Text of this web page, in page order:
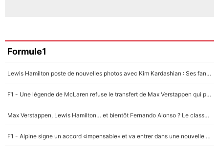
Formule1
Lewis Hamilton poste de nouvelles photos avec Kim Kardashian : Ses fans le voient déjà redevenir champion du monde de F1 grâce à elle !
F1 - Une légende de McLaren refuse le transfert de Max Verstappen qui pourrait «faire des vagues» et plomber l'ambiance dans l'équipe
Max Verstappen, Lewis Hamilton… et bientôt Fernando Alonso ? Le classement des pilotes les mieux payés en Formule 1 risque de changer !
F1 - Alpine signe un accord «impensable» et va entrer dans une nouvelle dimension : Grande nouvelle pour Pierre Gasly !